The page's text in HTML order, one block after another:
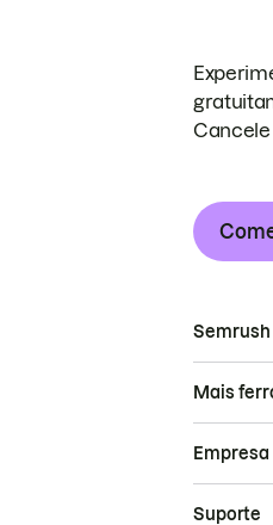
Semrush
Mais
Empresa
Suporte